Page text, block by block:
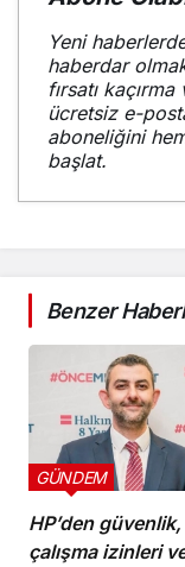
Yeni
haberdar
fırsatı kaçırma
ücretsiz e-
aboneliğini
başlat.
Benzer
HP’den güvenlik,
çalışma izinleri
GÜNDEM